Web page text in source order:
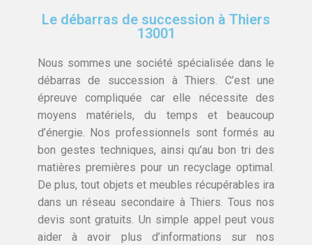
Le débarras de succession à Thiers
13001
Nous sommes une société spécialisée dans le
débarras de succession à Thiers. C’est une
épreuve compliquée car elle nécessite des
moyens matériels, du temps et beaucoup
d’énergie. Nos professionnels sont formés au
bon gestes techniques, ainsi qu’au bon tri des
matières premières pour un recyclage optimal.
De plus, tout objets et meubles récupérables ira
dans un réseau secondaire à Thiers. Tous nos
devis sont gratuits. Un simple appel peut vous
aider à avoir plus d’informations sur nos